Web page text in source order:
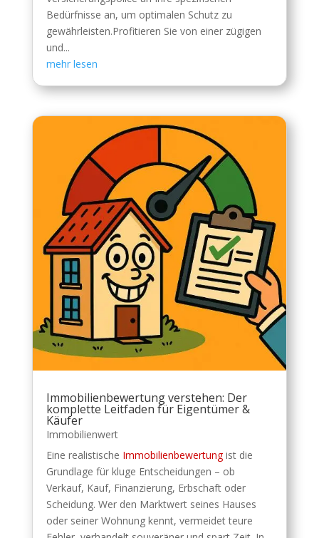
Bedürfnisse an, um optimalen Schutz zu
gewährleisten.Profitieren Sie von einer zügigen
und...
mehr lesen
Immobilienbewertung verstehen: Der
komplette Leitfaden für Eigentümer &
Käufer
Immobilienwert
Eine realistische Immobilienbewertungist die
Grundlage für kluge Entscheidungen – ob
Verkauf, Kauf, Finanzierung, Erbschaft oder
Scheidung. Wer den Marktwert seines Hauses
oder seiner Wohnung kennt, vermeidet teure